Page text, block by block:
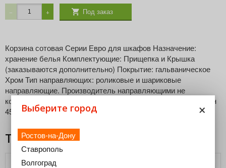
− + Под заказ
Корзина сотовая Серии Евро для шкафов Назначение:
хранение белья Комплектующие: Прищепка и Крышка
(заказываются дополнительно) Покрытие: гальваническое
Хром Тип направляющих: роликовые и шариковые
направляющие. Производитель направляющими не
комплектует. Длина направляющих для данного типа корзин
450 мм (рекомендовано). Нагрузка: до 25кг.
Товары из этой категории
×
Выберите город
Ростов-на-Дону
Ставрополь
Волгоград